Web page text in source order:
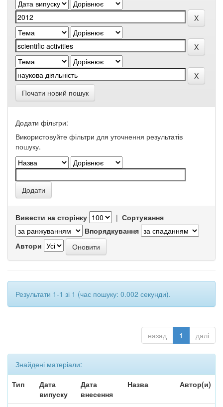
Почати новий пошук
Додати фільтри:
Використовуйте фільтри для уточнення результатів
пошуку.
Вивести на сторінку | Сортування
Впорядкування
Автори
Результати 1-1 зі 1 (час пошуку: 0.002 секунди).
назад 1 далі
Знайдені матеріали:
Тип
Дата
випуску
Дата
внесення
Назва Автор(и)